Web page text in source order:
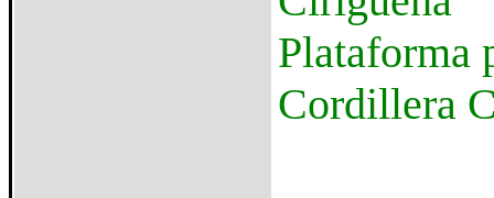
Plataforma
Cordillera